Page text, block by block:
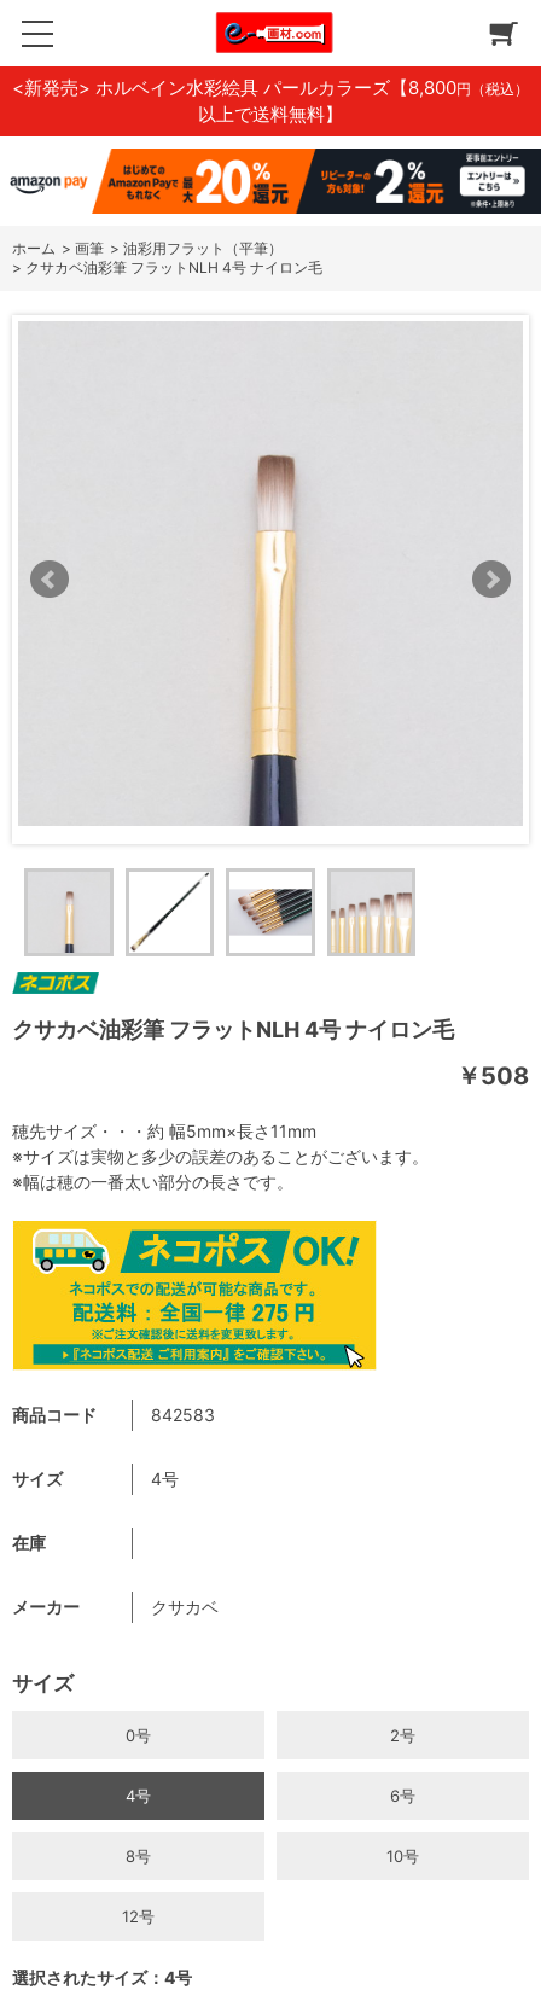
<新発売> ホルベイン水彩絵具 パールカラーズ 【8,800円（税込）
以上で送料無料】
ホーム > 画筆 > 油彩用フラット（平筆）
> クサカベ油彩筆 フラットNLH 4号 ナイロン毛
クサカベ油彩筆 フラットNLH 4号 ナイロン毛
￥508
商品コード 842583
サイズ 4号
在庫
メーカー クサカベ
サイズ
0号 2号
4号 6号
8号 10号
12号
選択されたサイズ：4号
穂先サイズ・・・約 幅5mm×長さ11mm
※サイズは実物と多少の誤差のあることがございます。
※幅は穂の一番太い部分の長さです。